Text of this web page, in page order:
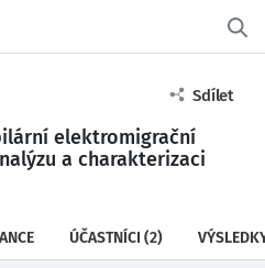
Sdílet
elektromigrační
a charakterizaci
ÚČASTNÍCI (2)